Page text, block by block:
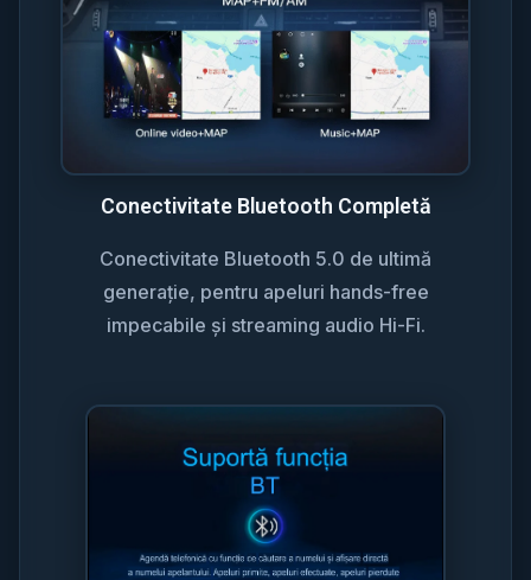
Conectivitate Bluetooth Completă
Conectivitate Bluetooth 5.0 de ultimă
generație, pentru apeluri hands-free
impecabile și streaming audio Hi-Fi.